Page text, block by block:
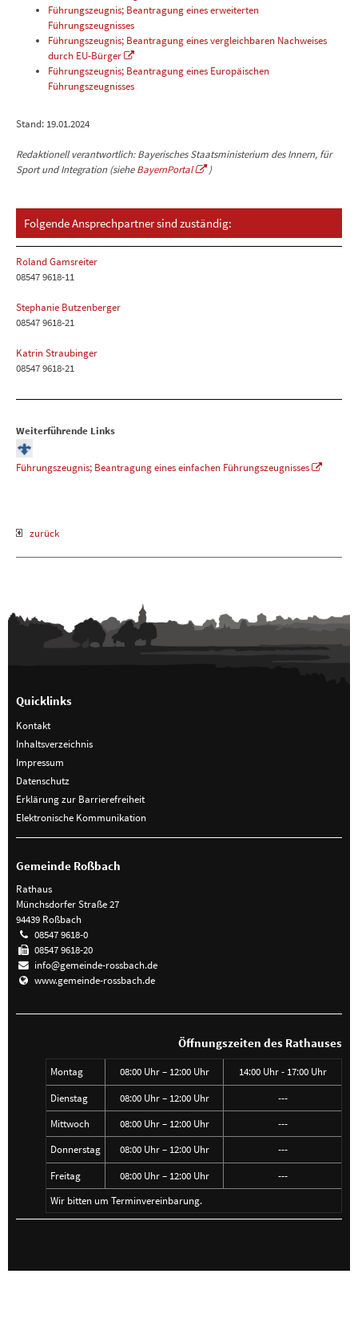
Führungszeugnis; Beantragung eines erweiterten
Führungszeugnisses
Führungszeugnis; Beantragung eines vergleichbaren Nachweises
durch EU-Bürger
Führungszeugnis; Beantragung eines Europäischen
Führungszeugnisses
Stand: 19.01.2024
Redaktionell verantwortlich: Bayerisches Staatsministerium des Innern, für
Sport und Integration (sieheBayernPortal )
Folgende Ansprechpartner sind zuständig:
Roland Gamsreiter
08547 9618-11
Stephanie Butzenberger
08547 9618-21
Katrin Straubinger
08547 9618-21
Weiterführende Links
Führungszeugnis; Beantragung eines einfachen Führungszeugnisses
zurück
Quicklinks
Kontakt
Inhaltsverzeichnis
Impressum
Datenschutz
Erklärung zur Barrierefreiheit
Elektronische Kommunikation
Gemeinde Roßbach
Rathaus
Münchsdorfer Straße 27
94439 Roßbach
08547 9618-0
08547 9618-20
info@gemeinde-rossbach.de
www.gemeinde-rossbach.de
Öffnungszeiten des Rathauses
Montag 08:00 Uhr – 12:00 Uhr 14:00 Uhr - 17:00 Uhr
Dienstag 08:00 Uhr – 12:00 Uhr
---
Mittwoch
08:00 Uhr – 12:00 Uhr
---
Donnerstag
08:00 Uhr – 12:00 Uhr ---
Freitag 08:00 Uhr – 12:00 Uhr
---
Wir bitten um Terminvereinbarung.